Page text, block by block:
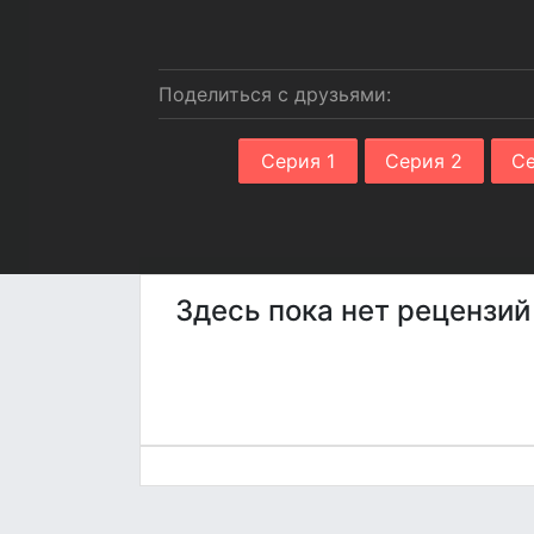
Поделиться с друзьями:
Серия 1 Серия 2
Здесь пока нет